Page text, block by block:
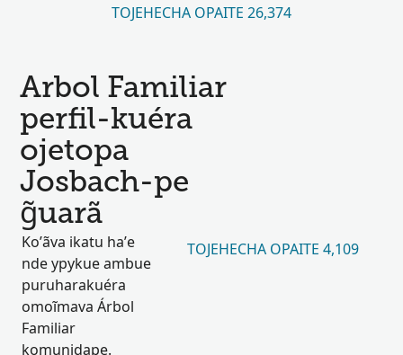
TOJEHECHA OPAITE 26,374
Arbol Familiar
perfil-kuéra
ojetopa
Josbach-pe
g̃uarã
Ko’ãva ikatu ha’e
nde ypykue ambue
puruharakuéra
omoĩmava Árbol
Familiar
komunidape.
TOJEHECHA OPAITE 4,109